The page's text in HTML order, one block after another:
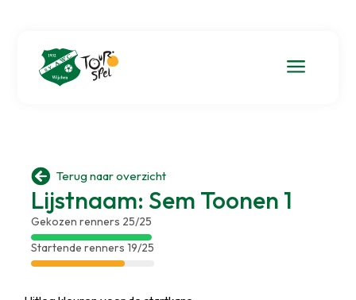
a
 Terug naar overzicht
Lijstnaam: Sem Toonen 1
Gekozen renners 25/25
Startende renners 19/25